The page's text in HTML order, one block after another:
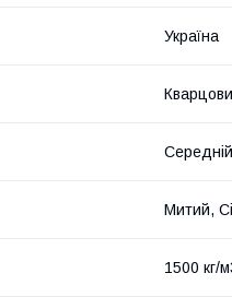
Україна
Середній
Митий,
1500 кг/